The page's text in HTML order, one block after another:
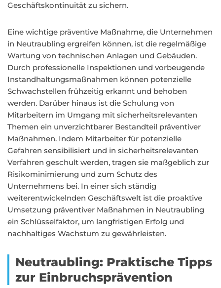
Geschäftskontinuität zu sichern.
Eine wichtige präventive Maßnahme, die Unternehmen
in Neutraubling ergreifen können, ist die regelmäßige
Wartung von technischen Anlagen und Gebäuden.
Durch professionelle Inspektionen und vorbeugende
Instandhaltungsmaßnahmen können potenzielle
Schwachstellen frühzeitig erkannt und behoben
werden. Darüber hinaus ist die Schulung von
Mitarbeitern im Umgang mit sicherheitsrelevanten
Themen ein unverzichtbarer Bestandteil präventiver
Maßnahmen. Indem Mitarbeiter für potenzielle
Gefahren sensibilisiert und in sicherheitsrelevanten
Verfahren geschult werden, tragen sie maßgeblich zur
Risikominimierung und zum Schutz des
Unternehmens bei. In einer sich ständig
weiterentwickelnden Geschäftswelt ist die proaktive
Umsetzung präventiver Maßnahmen in Neutraubling
ein Schlüsselfaktor, um langfristigen Erfolg und
nachhaltiges Wachstum zu gewährleisten.
Neutraubling: Praktische Tipps
zur Einbruchsprävention